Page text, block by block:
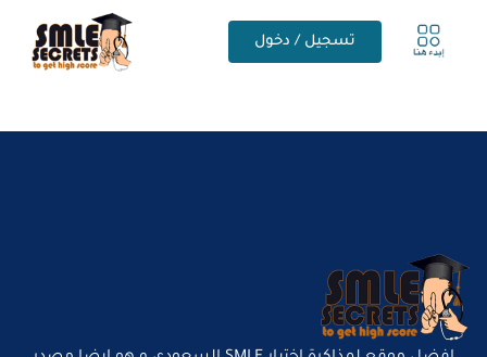
تسجيل / دخول